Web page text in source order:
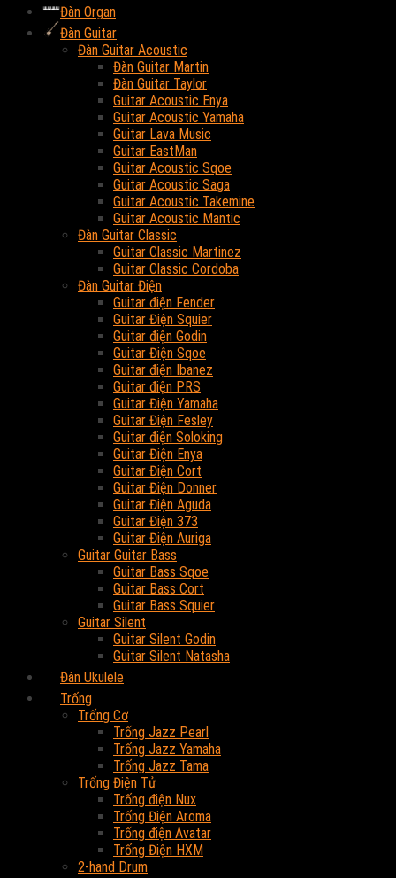
Đàn Organ
Đàn Guitar
Đàn Guitar Acoustic
Đàn Guitar Martin
Đàn Guitar Taylor
Guitar Acoustic Enya
Guitar Acoustic Yamaha
Guitar Lava Music
Guitar EastMan
Guitar Acoustic Sqoe
Guitar Acoustic Saga
Guitar Acoustic Takemine
Guitar Acoustic Mantic
Đàn Guitar Classic
Guitar Classic Martinez
Guitar Classic Cordoba
Đàn Guitar Điện
Guitar điện Fender
Guitar Điện Squier
Guitar điện Godin
Guitar Điện Sqoe
Guitar điện Ibanez
Guitar điện PRS
Guitar Điện Yamaha
Guitar Điện Fesley
Guitar điện Soloking
Guitar Điện Enya
Guitar Điện Cort
Guitar Điện Donner
Guitar Điện Aguda
Guitar Điện 373
Guitar Điện Auriga
Guitar Guitar Bass
Guitar Bass Sqoe
Guitar Bass Cort
Guitar Bass Squier
Guitar Silent
Guitar Silent Godin
Guitar Silent Natasha
Đàn Ukulele
Trống
Trống Cơ
Trống Jazz Pearl
Trống Jazz Yamaha
Trống Jazz Tama
Trống Điện Tử
Trống điện Nux
Trống Điện Aroma
Trống điện Avatar
Trống Điện HXM
2-hand Drum